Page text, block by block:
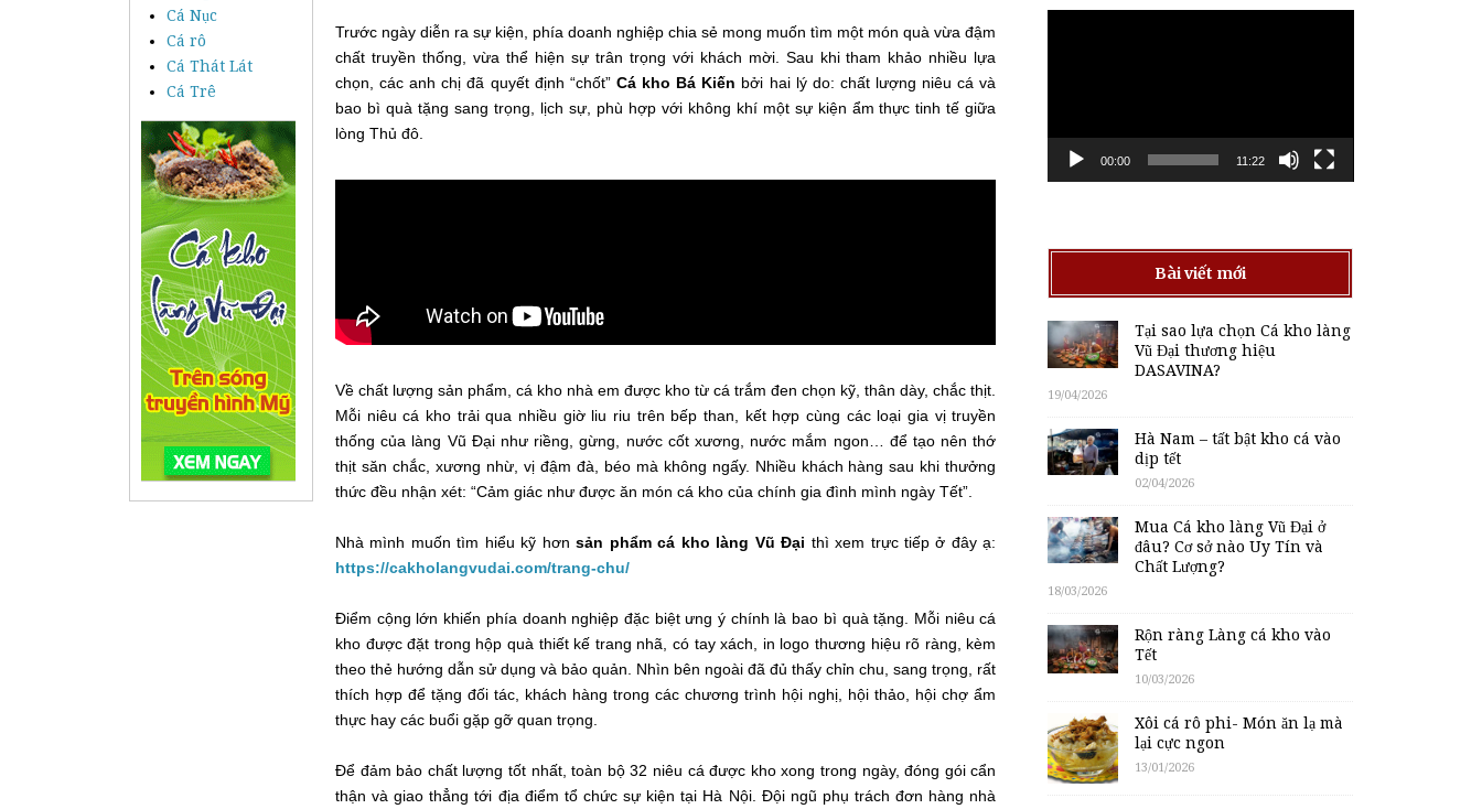
Cá Nục
Cá rô
Cá Thát Lát
Cá Trê
Trước ngày diễn ra sự kiện, phía doanh nghiệp chia sẻ mong muốn tìm một món quà vừa đậm
chất truyền thống, vừa thể hiện sự trân trọng với khách mời. Sau khi tham khảo nhiều lựa
chọn, các anh chị đã quyết định “chốt” Cá kho Bá Kiến bởi hai lý do: chất lượng niêu cá và
bao bì quà tặng sang trọng, lịch sự, phù hợp với không khí một sự kiện ẩm thực tinh tế giữa
lòng Thủ đô.
Về chất lượng sản phẩm, cá kho nhà em được kho từ cá trắm đen chọn kỹ, thân dày, chắc thịt.
Mỗi niêu cá kho trải qua nhiều giờ liu riu trên bếp than, kết hợp cùng các loại gia vị truyền
thống của làng Vũ Đại như riềng, gừng, nước cốt xương, nước mắm ngon… để tạo nên thớ
thịt săn chắc, xương nhừ, vị đậm đà, béo mà không ngấy. Nhiều khách hàng sau khi thưởng
thức đều nhận xét: “Cảm giác như được ăn món cá kho của chính gia đình mình ngày Tết”.
Nhà mình muốn tìm hiểu kỹ hơnsản phẩm cá kho làng Vũ Đại thì xem trực tiếp ở đây ạ:
https://cakholangvudai.com/trang-chu/
Điểm cộng lớn khiến phía doanh nghiệp đặc biệt ưng ý chính là bao bì quà tặng. Mỗi niêu cá
kho được đặt trong hộp quà thiết kế trang nhã, có tay xách, in logo thương hiệu rõ ràng, kèm
theo thẻ hướng dẫn sử dụng và bảo quản. Nhìn bên ngoài đã đủ thấy chỉn chu, sang trọng, rất
thích hợp để tặng đối tác, khách hàng trong các chương trình hội nghị, hội thảo, hội chợ ẩm
thực hay các buổi gặp gỡ quan trọng.
Để đảm bảo chất lượng tốt nhất, toàn bộ 32 niêu cá được kho xong trong ngày, đóng gói cẩn
thận và giao thẳng tới địa điểm tổ chức sự kiện tại Hà Nội. Đội ngũ phụ trách đơn hàng nhà
00:00 11:22
Bài viết mới
Tại sao lựa chọn Cá kho làng
Vũ Đại thương hiệu
DASAVINA?
19/04/2026
Hà Nam – tất bật kho cá vào
dịp tết
02/04/2026
Mua Cá kho làng Vũ Đại ở
đâu? Cơ sở nào Uy Tín và
Chất Lượng?
18/03/2026
Rộn ràng Làng cá kho vào
Tết
10/03/2026
Xôi cá rô phi- Món ăn lạ mà
lại cực ngon
13/01/2026